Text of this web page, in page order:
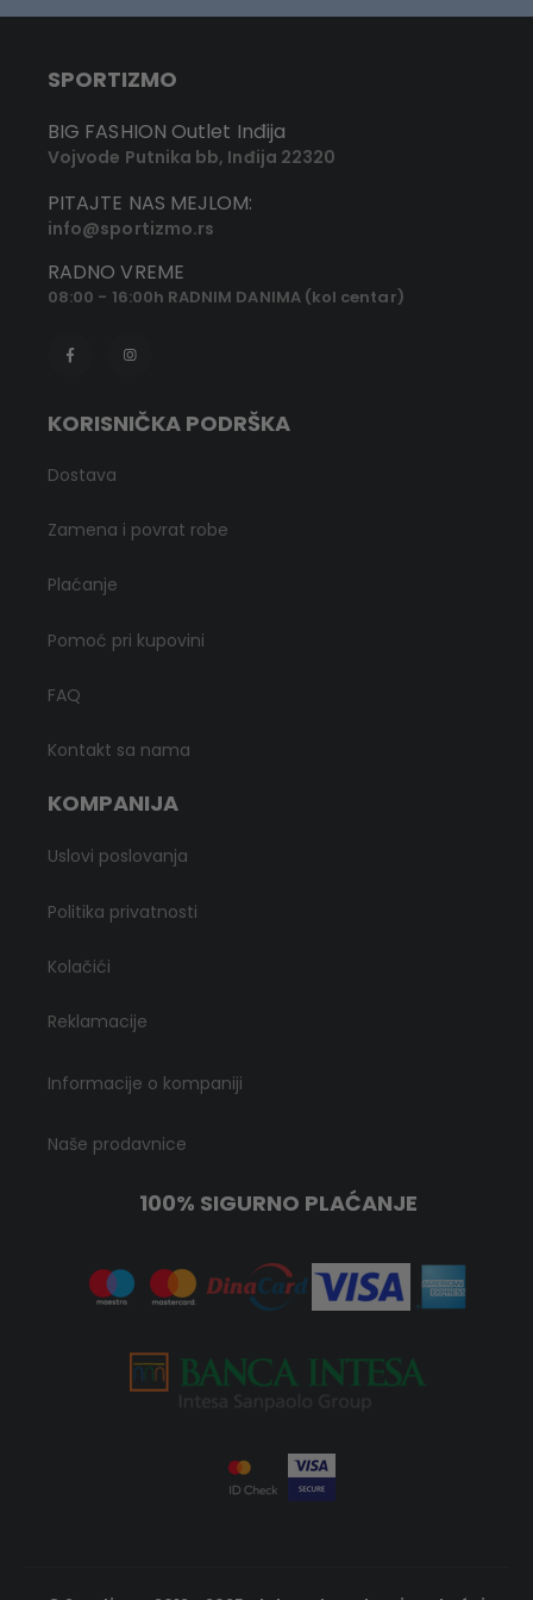
SPORTIZMO
BIG FASHION Outlet Inđija
Vojvode Putnika bb, Inđija 22320
PITAJTE NAS MEJLOM:
info@sportizmo.rs
RADNO VREME
08:00 - 16:00h RADNIM DANIMA (kol centar)
KORISNIČKA PODRŠKA
Dostava
Zamena i povrat robe
Plaćanje
Pomoć pri kupovini
FAQ
Kontakt sa nama
KOMPANIJA
Uslovi poslovanja
Politika privatnosti
Kolačići
Reklamacije
Informacije o kompaniji
Naše prodavnice
100% SIGURNO PLAĆANJE